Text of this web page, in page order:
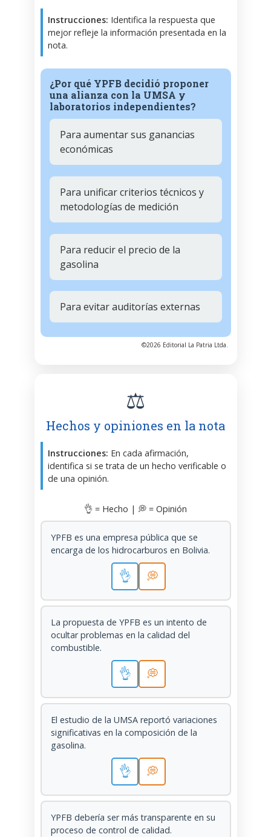
Instrucciones: Identifica la respuesta que
mejor refleje la información presentada en la
nota.
¿Por qué YPFB decidió proponer
una alianza con la UMSA y
laboratorios independientes?
Para aumentar sus ganancias
económicas
Para unificar criterios técnicos y
metodologías de medición
Para reducir el precio de la
gasolina
Para evitar auditorías externas
©2026 Editorial La Patria Ltda.
⚖️
Hechos y opiniones en la nota
Instrucciones: En cada afirmación,
identifica si se trata de un hecho verificable o
de una opinión.
👌 = Hecho | 💭 = Opinión
YPFB es una empresa pública que se
encarga de los hidrocarburos en Bolivia.
👌 💭
La propuesta de YPFB es un intento de
ocultar problemas en la calidad del
combustible.
👌 💭
El estudio de la UMSA reportó variaciones
significativas en la composición de la
gasolina.
👌 💭
YPFB debería ser más transparente en su
proceso de control de calidad.